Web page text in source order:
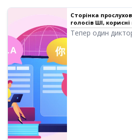
Сторінка
голосів ШІ,
застереження
Тепер один